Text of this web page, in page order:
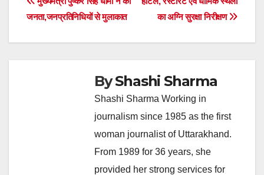
navigation
का अग्नि सुरक्षा निरीक्षण
जनता,जनप्रतिनिधियों से मुलाकात
ByShashi Sharma
Shashi Sharma Working in
journalism since 1985 as the first
woman journalist of Uttarakhand.
From 1989 for 36 years, she
provided her strong services for